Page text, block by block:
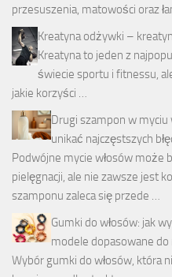
przesuszenia, matowości oraz
Kreatyna odżywki –
Kreatyna to jeden z
świecie sportu i fitnessu,
jakie korzyści …
Drugi szampon w myciu
unikać najczęstszych
Podwójne mycie włosów może
pielęgnacji, ale nie zawsze jest
szamponu zaleca się przede …
Gumki do włosów: jak
modele dopasowane do
Wybór gumki do włosów, która